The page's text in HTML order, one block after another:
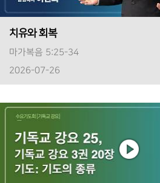
치유와 회복
마가복음 5:25-34
2026-07-26